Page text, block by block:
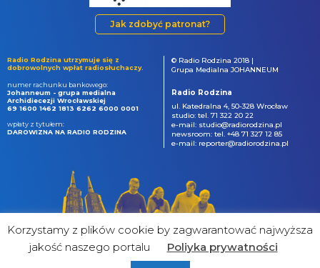
Jak zdobyć patronat?
Radio Rodzina utrzymuje się z
dobrowolnych wpłat radiosłuchaczy.
numer rachunku bankowego:
Johanneum - grupa medialna
Archidiecezji Wrocławskiej
69 1600 1462 1813 6262 6000 0001
wpłaty z tytułem:
DAROWIZNA NA RADIO RODZINA
© Radio Rodzina 2018 |
Grupa Medialna JOHANNEUM
Radio Rodzina
ul. Katedralna 4, 50-328 Wrocław
studio: tel. 71 322 20 22
e-mail: studio@radiorodzina.pl
newsroom: tel. +48 71 327 12 85
e-mail: reporter@radiorodzina.pl
Korzystamy z plików cookie by zagwarantować najwyższa
jakość naszego portalu
Poliyka prywatności